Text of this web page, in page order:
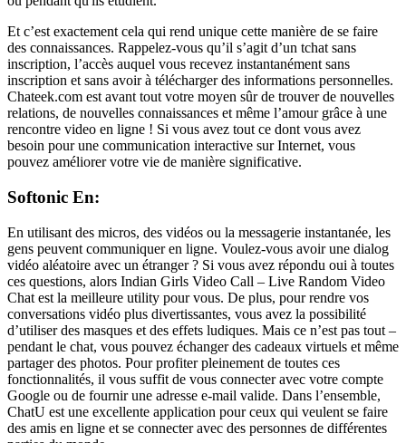
Et c’est exactement cela qui rend unique cette manière de se faire
des connaissances. Rappelez-vous qu’il s’agit d’un tchat sans
inscription, l’accès auquel vous recevez instantanément sans
inscription et sans avoir à télécharger des informations personnelles.
Chateek.com est avant tout votre moyen sûr de trouver de nouvelles
relations, de nouvelles connaissances et même l’amour grâce à une
rencontre video en ligne ! Si vous avez tout ce dont vous avez
besoin pour une communication interactive sur Internet, vous
pouvez améliorer votre vie de manière significative.
Softonic En:
En utilisant des micros, des vidéos ou la messagerie instantanée, les
gens peuvent communiquer en ligne. Voulez-vous avoir une dialog
vidéo aléatoire avec un étranger ? Si vous avez répondu oui à toutes
ces questions, alors Indian Girls Video Call – Live Random Video
Chat est la meilleure utility pour vous. De plus, pour rendre vos
conversations vidéo plus divertissantes, vous avez la possibilité
d’utiliser des masques et des effets ludiques. Mais ce n’est pas tout –
pendant le chat, vous pouvez échanger des cadeaux virtuels et même
partager des photos. Pour profiter pleinement de toutes ces
fonctionnalités, il vous suffit de vous connecter avec votre compte
Google ou de fournir une adresse e-mail valide. Dans l’ensemble,
ChatU est une excellente application pour ceux qui veulent se faire
des amis en ligne et se connecter avec des personnes de différentes